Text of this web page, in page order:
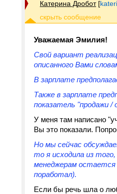
Катерина Дробот [
Уважаемая Эмилия!
Свой вариант
описанного Вами
В зарплате
Также в зарплате
показатель "продажи
У меня там написано
Вы это показали.
Но мы сейчас
то я исходила из
менеджерам
поработал).
Если бы речь шла о